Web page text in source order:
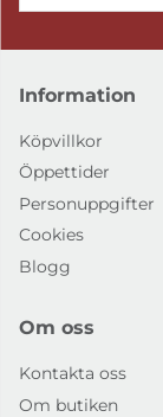
Information
Köpvillkor
Öppettider
Personuppgifter
Cookies
Blogg
Om oss
Kontakta oss
Om butiken